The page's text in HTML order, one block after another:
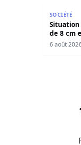
SOCIÉTÉ
Situation
de 8 cm
6 août